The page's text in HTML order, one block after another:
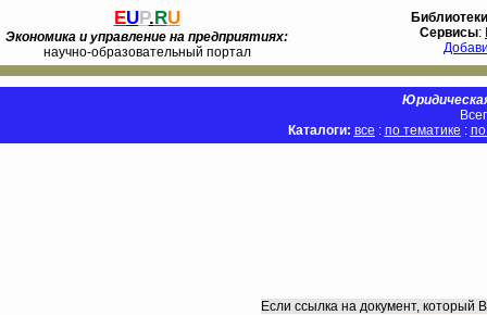
EUP.RU
Экономика и управление на предприятиях:
научно-образовательный портал
Библиотеки
Сервисы:
Каталоги: все : по тематике :
Если ссылка на документ, который